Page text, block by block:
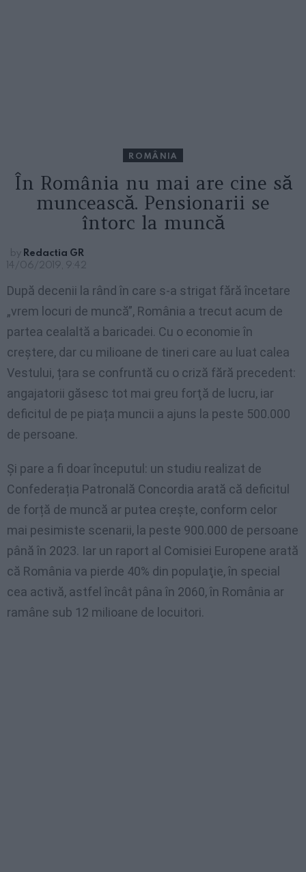
ROMÂNIA
În România nu mai are cine să
muncească. Pensionarii se
întorc la muncă
by Redactia GR
14/06/2019, 9:42
După decenii la rând în care s-a strigat fără încetare
„vrem locuri de muncă”, România a trecut acum de
partea cealaltă a baricadei. Cu o economie în
creștere, dar cu milioane de tineri care au luat calea
Vestului, țara se confruntă cu o criză fără precedent:
angajatorii găsesc tot mai greu forţă de lucru, iar
deficitul de pe piața muncii a ajuns la peste 500.000
de persoane.
Și pare a fi doar începutul: un studiu realizat de
Confederația Patronală Concordia arată că deficitul
de forță de muncă ar putea crește, conform celor
mai pesimiste scenarii, la peste 900.000 de persoane
până în 2023. Iar un raport al Comisiei Europene arată
că România va pierde 40% din populaţie, în special
cea activă, astfel încât pâna în 2060, în România ar
ramâne sub 12 milioane de locuitori.